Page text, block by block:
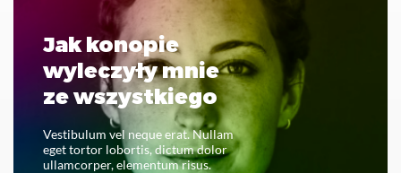
Jak konopie
wyleczyły mnie
ze wszystkiego
Vestibulum vel neque erat. Nullam
eget tortor lobortis, dictum dolor
ullamcorper, elementum risus.